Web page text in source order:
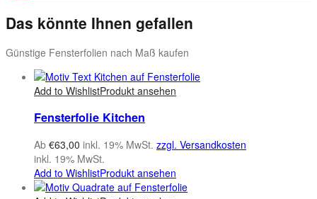
Das könnte Ihnen gefallen
Günstige Fensterfolien nach Maß kaufen
Add to WishlistProdukt ansehen
Fensterfolie Kitchen
Ab €63,00 inkl. 19% MwSt. zzgl. Versandkosten
inkl. 19% MwSt.
Add to WishlistProdukt ansehen